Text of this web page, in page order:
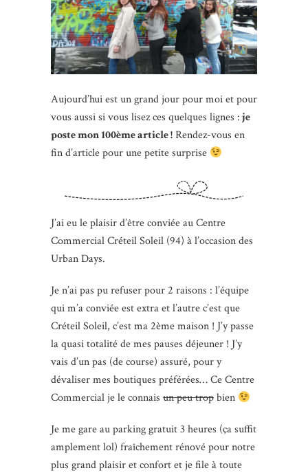
Aujourd’hui est un grand jour pour moi et pour
vous aussi si vous lisez ces quelques lignes :je
poste mon 100ème article !Rendez-vous en
fin d’article pour une petite surprise
J’ai eu le plaisir d’être conviée au Centre
Commercial Créteil Soleil (94) à l’occasion des
Urban Days.
Je n’ai pas pu refuser pour 2 raisons : l’équipe
qui m’a conviée est extra et l’autre c’est que
Créteil Soleil, c’est ma 2ème maison ! J’y passe
la quasi totalité de mes pauses déjeuner ! J’y
vais d’un pas (de course) assuré, pour y
dévaliser mes boutiques préférées… Ce Centre
Commercial je le connais un peu tropbien
Je me gare au parking gratuit 3 heures (ça suffit
amplement lol) fraîchement rénové pour notre
plus grand plaisir et confort et je file à toute